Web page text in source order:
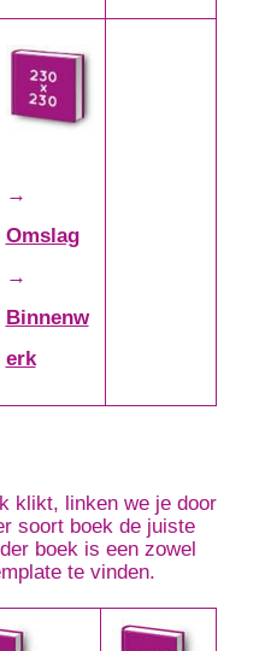
→
Omslag
→
Binnenw
erk
klikt, linken we je door
soort boek de juiste
boek is een zowel
te vinden.